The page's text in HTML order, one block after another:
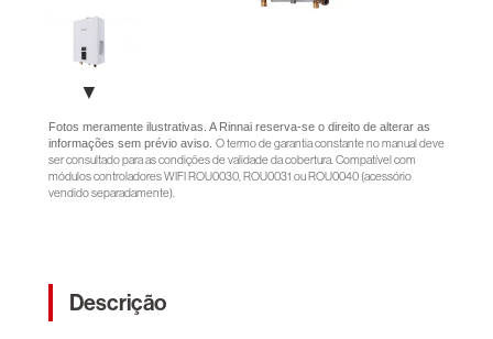
▼
Fotos meramente ilustrativas. A Rinnai reserva-se o direito de alterar as
informações sem prévio aviso. O termo de garantia constante no manual deve
ser consultado para as condições de validade da cobertura. Compatível com
módulos controladores WIFI ROU0030, ROU0031 ou ROU0040 (acessório
vendido separadamente).
Descrição